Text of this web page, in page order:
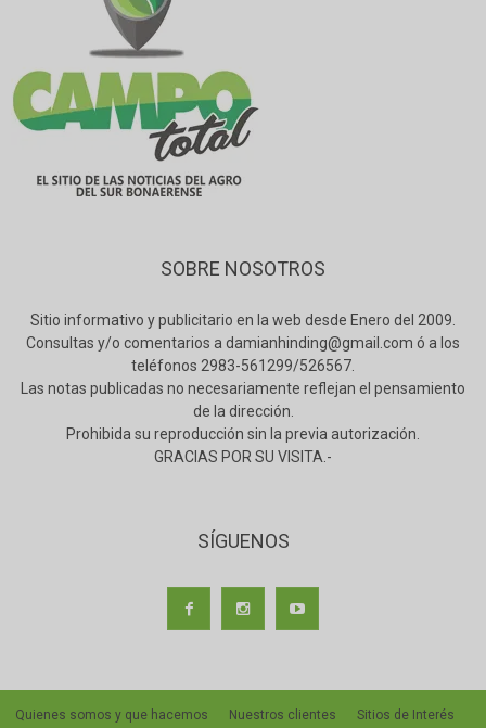
SOBRE NOSOTROS
Sitio informativo y publicitario en la web desde Enero del 2009.
Consultas y/o comentarios a damianhinding@gmail.com ó a los
teléfonos 2983-561299/526567.
Las notas publicadas no necesariamente reflejan el pensamiento
de la dirección.
Prohibida su reproducción sin la previa autorización.
GRACIAS POR SU VISITA.-
SÍGUENOS
Quienes somos y que hacemos Nuestros clientes Sitios de Interés